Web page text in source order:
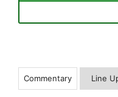
Commentary Line